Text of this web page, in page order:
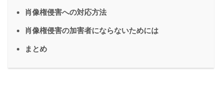
肖像権侵害への対応方法
肖像権侵害の加害者にならないためには
まとめ